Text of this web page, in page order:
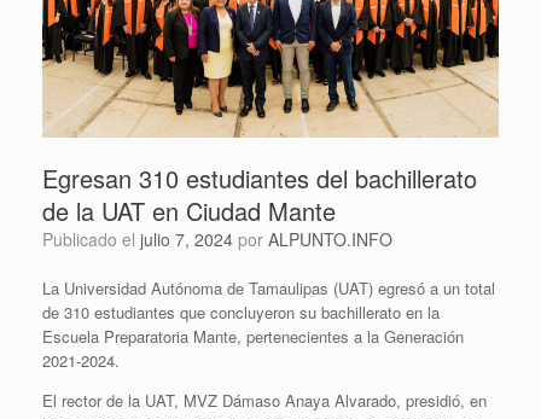
Egresan 310 estudiantes del bachillerato
de la UAT en Ciudad Mante
Publicado el julio 7, 2024 por ALPUNTO.INFO
La Universidad Autónoma de Tamaulipas (UAT) egresó a un total
de 310 estudiantes que concluyeron su bachillerato en la
Escuela Preparatoria Mante, pertenecientes a la Generación
2021-2024.
El rector de la UAT, MVZ Dámaso Anaya Alvarado, presidió, en